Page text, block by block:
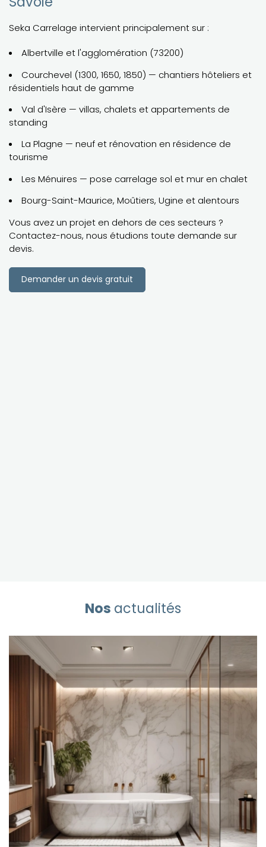
Seka Carrelage intervient principalement sur :
Albertville et l'agglomération (73200)
Courchevel (1300, 1650, 1850) — chantiers hôteliers et
résidentiels haut de gamme
Val d'Isère — villas, chalets et appartements de
standing
La Plagne — neuf et rénovation en résidence de
tourisme
Les Ménuires — pose carrelage sol et mur en chalet
Bourg-Saint-Maurice, Moûtiers, Ugine et alentours
Vous avez un projet en dehors de ces secteurs ?
Contactez-nous, nous étudions toute demande sur
devis.
Demander un devis gratuit
Nos actualités